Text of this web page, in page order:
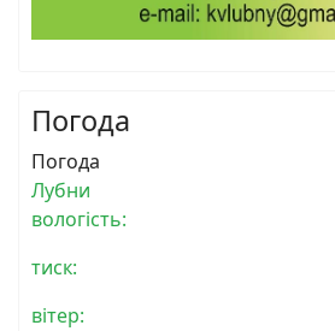
Погода
Погода
Лубни
вологість:
тиск:
вітер: